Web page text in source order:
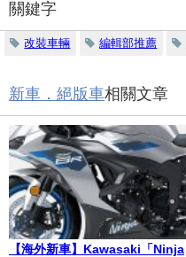
關鍵字
改裝車輛 編輯部推薦
新車．絕版車相關文章
【海外新車】Kawasaki「Ninja